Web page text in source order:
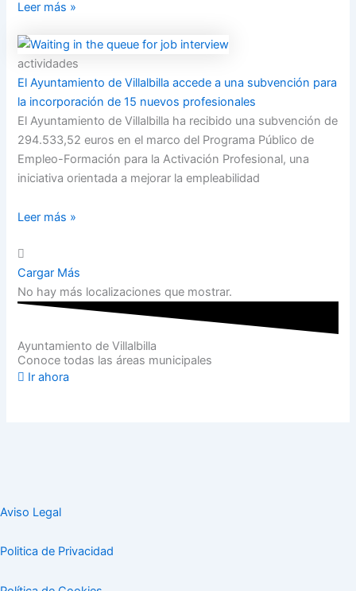
Leer más »
actividades
El Ayuntamiento de Villalbilla accede a una subvención para
la incorporación de 15 nuevos profesionales
El Ayuntamiento de Villalbilla ha recibido una subvención de
294.533,52 euros en el marco del Programa Público de
Empleo-Formación para la Activación Profesional, una
iniciativa orientada a mejorar la empleabilidad
Leer más »
Cargar Más
No hay más localizaciones que mostrar.
Ayuntamiento de Villalbilla
Conoce todas las áreas municipales
Ir ahora
Aviso Legal
Politica de Privacidad